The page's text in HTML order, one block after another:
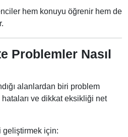
hem konuyu öğrenir hem de
Problemler Nasıl
alanlardan biri problem
hataları ve dikkat eksikliği net
geliştirmek için: